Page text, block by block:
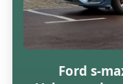
Ford s-